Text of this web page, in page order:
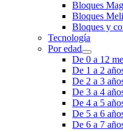
Bloques
Bloques Meli
Bloques y
Tecnología
Por edad
De 0 a 12
De 1 a 2
De 2 a 3
De 3 a 4
De 4 a 5
De 5 a 6
De 6 a 7